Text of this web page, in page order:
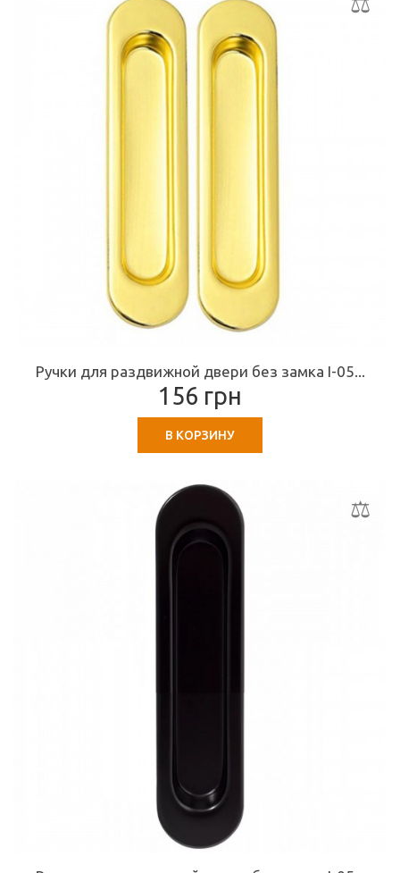
Ручки для раздвижной двери без замка I-05...
156 грн
В КОРЗИНУ